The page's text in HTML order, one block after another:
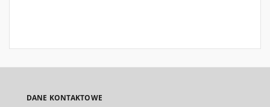
DANE KONTAKTOWE